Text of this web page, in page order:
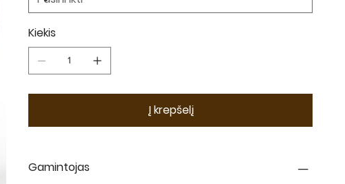
Kiekis
Į krepšelį
Gamintojas